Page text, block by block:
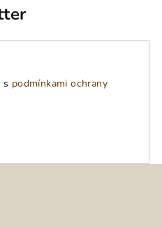
s podmínkami ochrany